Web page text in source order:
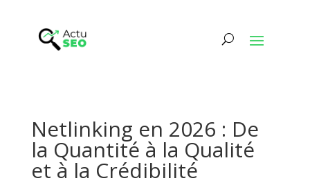
Netlinking en 2026 : De
la Quantité à la Qualité
et à la Crédibilité